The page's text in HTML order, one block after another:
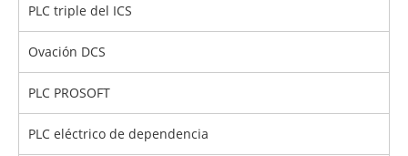
PLC triple del ICS
Ovación DCS
PLC PROSOFT
PLC eléctrico de dependencia